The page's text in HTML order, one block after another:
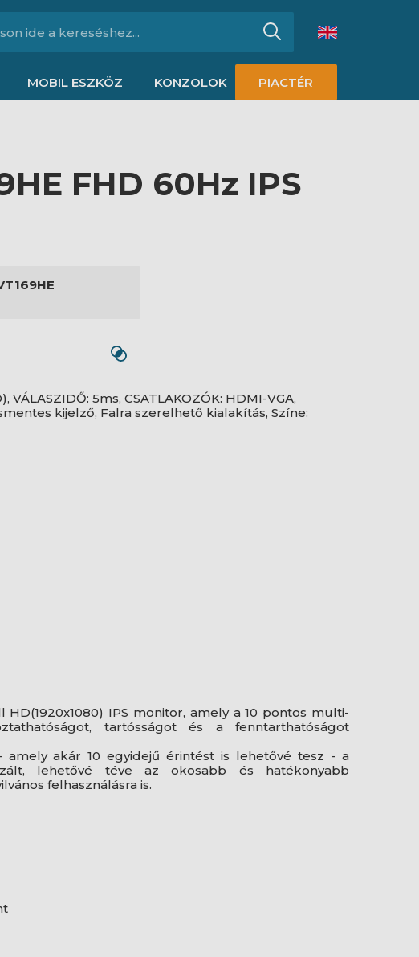
MOBIL ESZKÖZ KONZOLOK PIACTÉR
FHD 60Hz IPS
VÁLASZIDŐ: 5ms, CSATLAKOZÓK: HDMI-VGA,
kijelző, Falra szerelhető kialakítás, Színe:
HD(1920x1080) IPS monitor, amely a 10 pontos multi-
tartósságot és a fenntarthatóságot
akár 10 egyidejű érintést is lehetővé tesz - a
lehetővé téve az okosabb és hatékonyabb
felhasználásra is.